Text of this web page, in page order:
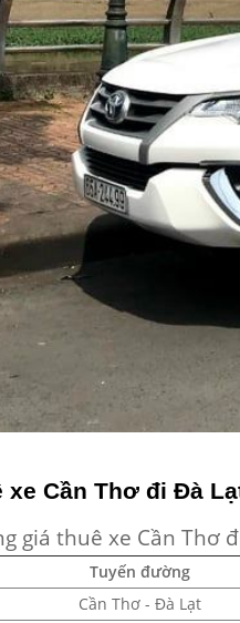
xe Cần Thơ đi Đà
giá thuê xe Cần Thơ
Tuyến đường
Cần Thơ - Đà Lạt